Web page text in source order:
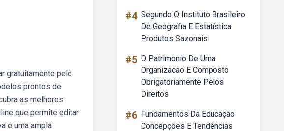
gratuitamente pelo
prontos de
as melhores
que permite editar
e uma ampla
#4 Segundo O Instituto Brasileiro
De Geografia E Estatística
Produtos Sazonais
#5 O Patrimonio De Uma
Organizacao E Composto
Obrigatoriamente Pelos
Direitos
#6 Fundamentos Da Educação
Concepções E Tendências